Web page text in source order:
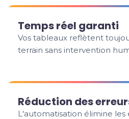
Temps réel garanti
Vos tableaux reflètent
terrain sans intervention
Réduction des
L'automatisation élimine les